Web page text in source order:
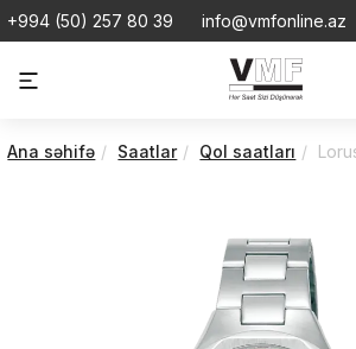
+994 (50) 257 80 39 info@vmfonline.az
Ana səhifə Saatlar Qol saatları Lorus |